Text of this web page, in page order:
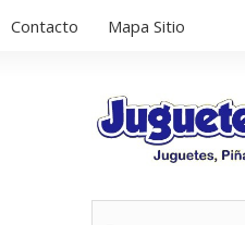
Contacto Mapa Sitio